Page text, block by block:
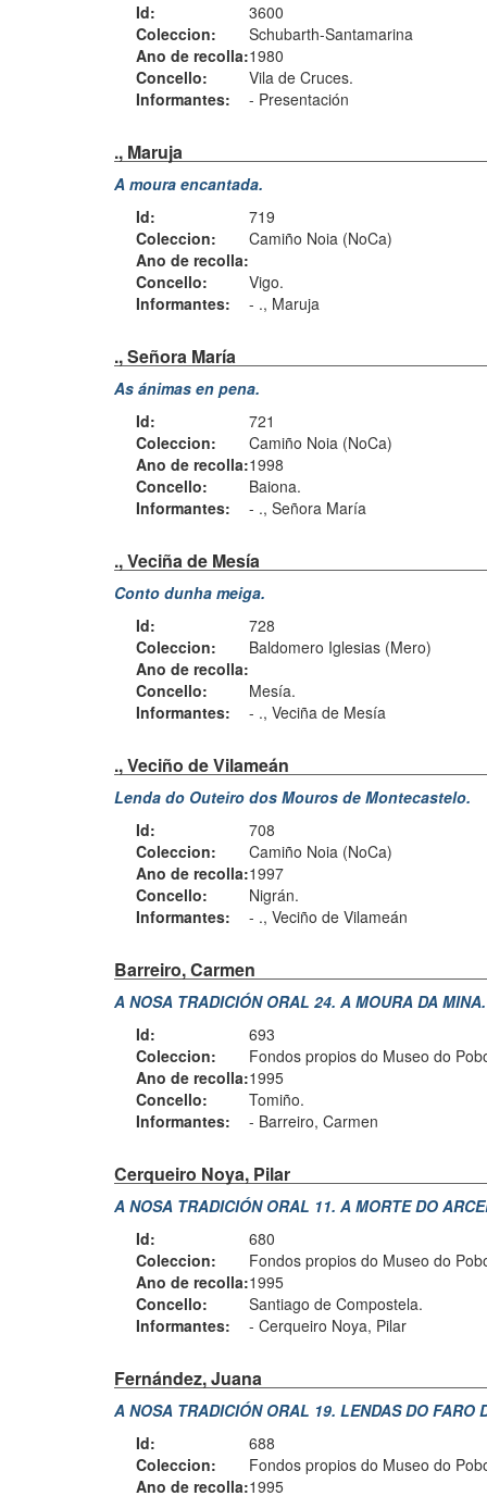
Id:
3600
Coleccion:
Schubarth-Santamarina
Ano de recolla:1980
Concello:
Vila de Cruces.
Informantes:
- Presentación
., Maruja
A moura encantada.
Id:
719
Coleccion:
Camiño Noia (NoCa)
Ano de recolla:
Concello:
Vigo.
Informantes:
- ., Maruja
., Señora María
As ánimas en pena.
Id:
721
Coleccion:
Camiño Noia (NoCa)
Ano de recolla:1998
Concello:
Baiona.
Informantes:
- ., Señora María
., Veciña de Mesía
Conto dunha meiga.
Id:
728
Coleccion:
Baldomero Iglesias (Mero)
Ano de recolla:
Concello:
Mesía.
Informantes:
- ., Veciña de Mesía
., Veciño de Vilameán
Lenda do Outeiro dos Mouros de Montecastelo.
Id:
708
Coleccion:
Camiño Noia (NoCa)
Ano de recolla:1997
Concello:
Nigrán.
Informantes:
- ., Veciño de Vilameán
Barreiro, Carmen
A NOSA TRADICIÓN ORAL 24. A MOURA DA MINA.
Id:
693
Coleccion:
Fondos propios do Museo do
Ano de recolla:1995
Concello:
Tomiño.
Informantes:
- Barreiro, Carmen
Cerqueiro Noya, Pilar
A NOSA TRADICIÓN ORAL 11. A MORTE DO
Id:
680
Coleccion:
Fondos propios do Museo do
Ano de recolla:1995
Concello:
Santiago de Compostela.
Informantes:
- Cerqueiro Noya, Pilar
Fernández, Juana
A NOSA TRADICIÓN ORAL 19. LENDAS DO FARO
Id:
688
Coleccion:
Fondos propios do Museo do
Ano de recolla:1995